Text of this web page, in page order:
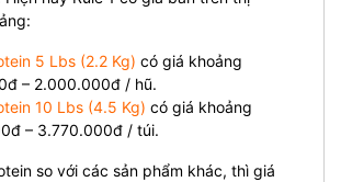
5 Lbs (2.2 Kg) có giá khoảng
– 2.000.000đ / hũ.
10 Lbs (4.5 Kg) có giá khoảng
– 3.770.000đ / túi.
so với các sản phẩm khác, thì giá